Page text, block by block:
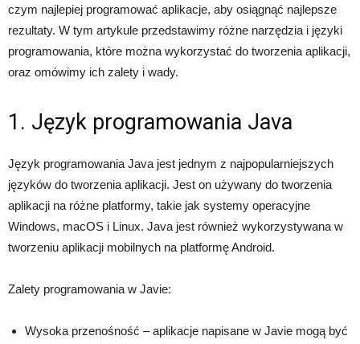
czym najlepiej programować aplikacje, aby osiągnąć najlepsze
rezultaty. W tym artykule przedstawimy różne narzędzia i języki
programowania, które można wykorzystać do tworzenia aplikacji,
oraz omówimy ich zalety i wady.
1. Język programowania Java
Język programowania Java jest jednym z najpopularniejszych
języków do tworzenia aplikacji. Jest on używany do tworzenia
aplikacji na różne platformy, takie jak systemy operacyjne
Windows, macOS i Linux. Java jest również wykorzystywana w
tworzeniu aplikacji mobilnych na platformę Android.
Zalety programowania w Javie:
Wysoka przenośność – aplikacje napisane w Javie mogą być